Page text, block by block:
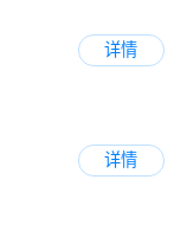
详情
详情